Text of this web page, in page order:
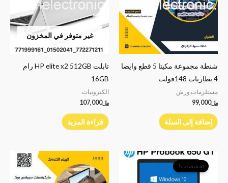
شنطة مجموعة مكيتا 5 قطع وايضا
4 بطاريات 148فولت
مستلزمات ورش
﷼99,000
إضافة إلى السلة
غير متوفر في المخزون
تابلت HP elite x2 512GB رام
16GB
الكترونيات
﷼107,000
قراءة المزيد
تخفيضات!
السعر
الأصلي
هو:
﷼134,000.
السعر
الحالي
﷼110,000.